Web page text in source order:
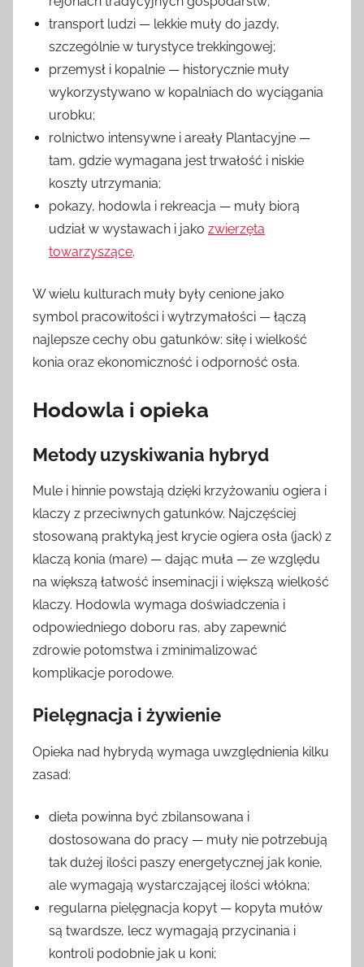
transport ludzi — lekkie muły do jazdy,
szczególnie w turystyce trekkingowej;
przemysł i kopalnie — historycznie muły
wykorzystywano w kopalniach do wyciągania
urobku;
rolnictwo intensywne i areały Plantacyjne —
tam, gdzie wymagana jest trwałość i niskie
koszty utrzymania;
pokazy, hodowla i rekreacja — muły biorą
udział w wystawach i jako zwierzęta
towarzyszące.
W wielu kulturach muły były cenione jako
symbol pracowitości i wytrzymałości — łączą
najlepsze cechy obu gatunków: siłę i wielkość
konia oraz ekonomiczność i odporność osła.
Hodowla i opieka
Metody uzyskiwania hybryd
Mule i hinnie powstają dzięki krzyżowaniu ogiera i
klaczy z przeciwnych gatunków. Najczęściej
stosowaną praktyką jest krycie ogiera osła (jack) z
klaczą konia (mare) — dając muła — ze względu
na większą łatwość inseminacji i większą wielkość
klaczy. Hodowla wymaga doświadczenia i
odpowiedniego doboru ras, aby zapewnić
zdrowie potomstwa i zminimalizować
komplikacje porodowe.
Pielęgnacja i żywienie
Opieka nad hybrydą wymaga uwzględnienia kilku
zasad:
dieta powinna być zbilansowana i
dostosowana do pracy — muły nie potrzebują
tak dużej ilości paszy energetycznej jak konie,
ale wymagają wystarczającej ilości włókna;
regularna pielęgnacja kopyt — kopyta mułów
są twardsze, lecz wymagają przycinania i
kontroli podobnie jak u koni;